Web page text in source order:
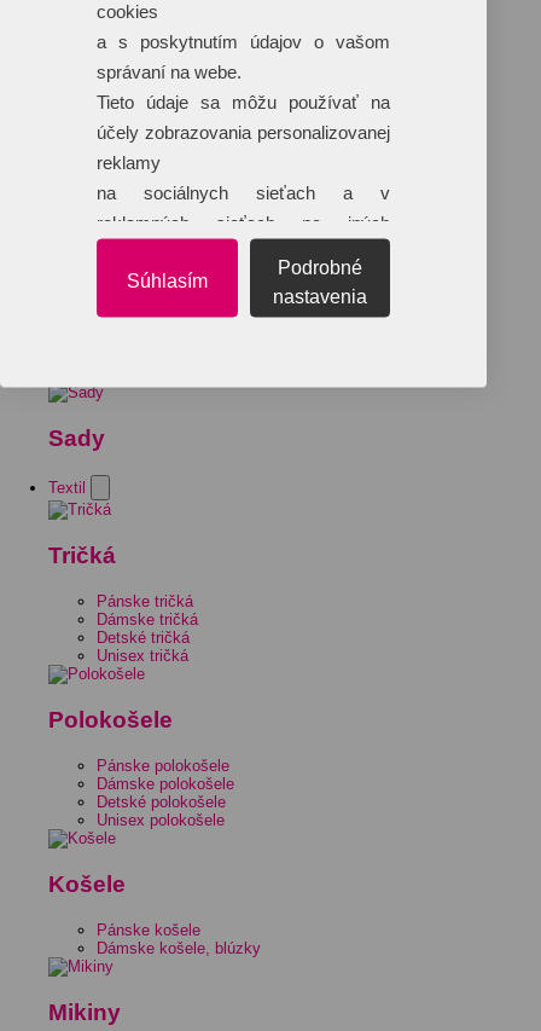
Sady
Textil
Tričká
Pánske tričká
Dámske tričká
Detské tričká
Unisex tričká
Polokošele
Pánske polokošele
Dámske polokošele
Detské polokošele
Unisex polokošele
Košele
Pánske košele
Dámske košele, blúzky
Mikiny
cookies
a s poskytnutím údajov o vašom
správaní na webe.
Tieto údaje sa môžu používať na
účely zobrazovania personalizovanej
reklamy
na sociálnych sieťach a v
reklamných sieťach na iných
Súhlasím
Podrobné
nastavenia